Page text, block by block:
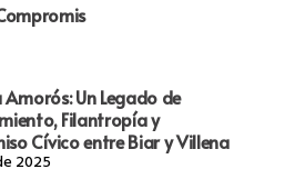
Amorós: Un Legado de
Filantropía y
Cívico entre Biar y Villena
2025